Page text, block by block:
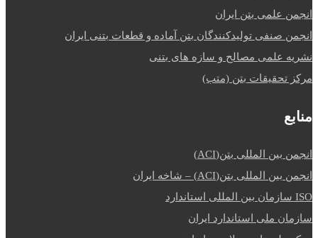
انجمن علمی بتن ایران
انجمن صنفی تولیدکنندگان بتن آماده و قطعات بتنی ایران
نشریه علمی مصالح و سازه های بتنی
مرکز تحقیقات بتن (متب)
منابع
انجمن بین المللی بتن(ACI)
انجمن بین المللی بتن(ACI) – شاخه ایران
ISO سازمان بین المللی استاندارد
سازمان ملی استاندارد ایران